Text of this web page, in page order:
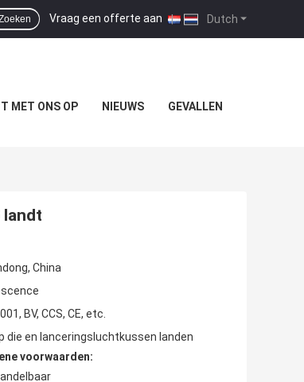
Dutch
Vraag een offerte aan |
MET ONS OP NIEUWS GEVALLEN
landt
China
BV, CCS, CE, etc.
die en lanceringsluchtkussen landen
voorwaarden: